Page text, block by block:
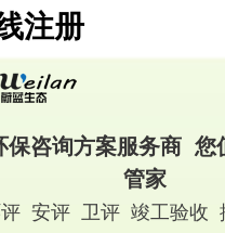
注册
保咨询方案服务商 您
管家
评 安评 卫评 竣工验收